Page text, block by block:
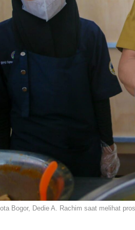
Bogor, Dedie A. Rachim saat melihat